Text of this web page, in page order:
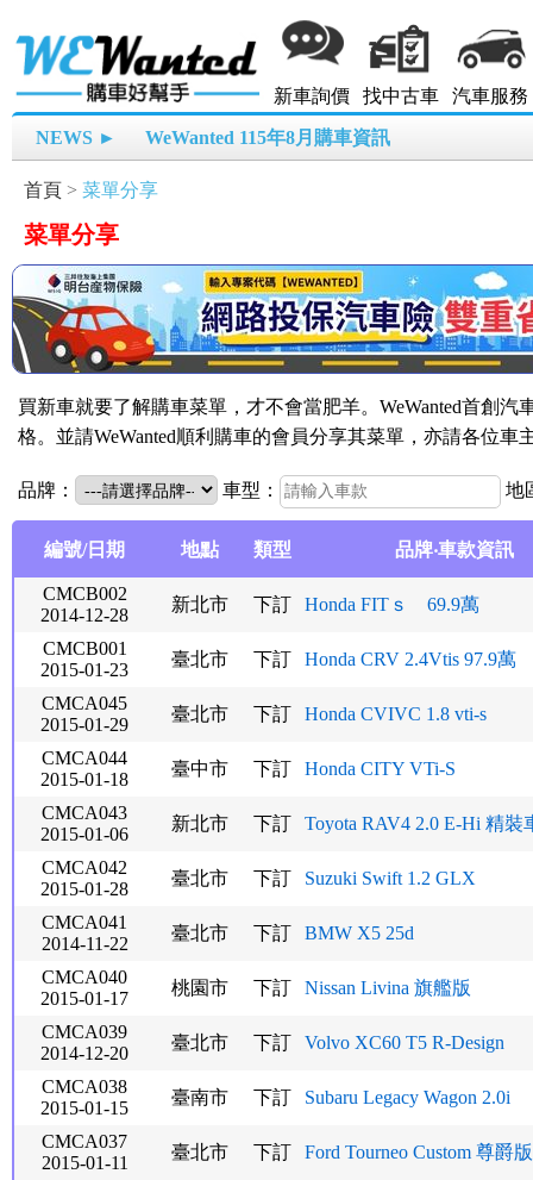
新車詢價 找中古車 汽車服務
NEWS ► WeWanted 115年8月購車資訊
首頁 > 菜單分享
菜單分享
買新車就要了解購車菜單，才不會當肥羊。WeWanted首創
格。並請WeWanted順利購車的會員分享其菜單，亦請各位
品牌： 車型： 地
編號/日期 地點 類型 品牌‧車款資訊
CMCB002
2014-12-28
新北市 下訂 Honda FITｓ 69.9萬
CMCB001
2015-01-23
臺北市 下訂 Honda CRV 2.4Vtis 97.9萬
CMCA045
2015-01-29
臺北市 下訂 Honda CVIVC 1.8 vti-s
CMCA044
2015-01-18
臺中市 下訂 Honda CITY VTi-S
CMCA043
2015-01-06
新北市 下訂 Toyota RAV4 2.0 E-Hi 精裝
CMCA042
2015-01-28
臺北市 下訂 Suzuki Swift 1.2 GLX
CMCA041
2014-11-22
臺北市 下訂 BMW X5 25d
CMCA040
2015-01-17
桃園市 下訂 Nissan Livina 旗艦版
CMCA039
2014-12-20
臺北市 下訂 Volvo XC60 T5 R-Design
CMCA038
2015-01-15
臺南市 下訂 Subaru Legacy Wagon 2.0i
CMCA037
2015-01-11
臺北市 下訂 Ford Tourneo Custom 尊爵版